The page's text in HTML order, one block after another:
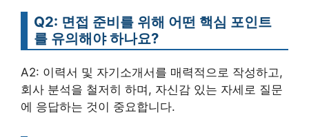
Q2: 면접 준비를 위해 어떤 핵심 포인트
를 유의해야 하나요?
A2: 이력서 및 자기소개서를 매력적으로 작성하고,
회사 분석을 철저히 하며, 자신감 있는 자세로 질문
에 응답하는 것이 중요합니다.